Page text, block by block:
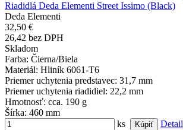
Riadidlá Deda Elementi Street Issimo (Black)
Deda Elementi
32,50 €
26,42 bez DPH
Skladom
Farba: Čierna/Biela
Materiál: Hliník 6061-T6
Priemer uchytenia predstavec: 31,7 mm
Priemer uchytenia riadidiel: 22,2 mm
Hmotnosť: cca. 190 g
Šírka: 460 mm
ks
Detail